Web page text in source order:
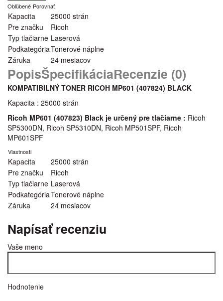
Obľúbené Porovnať
Kapacita
25000 strán
Pre značku
Ricoh
Typ tlačiarne Laserová
PodkategóriaTonerové náplne
Záruka
24 mesiacov
PopisŠpecifikáciaRecenzie (0)
KOMPATIBILNÝ TONER RICOH MP601 (407824) BLACK
Kapacita : 25000 strán
Ricoh MP601 (407823) Black je určený pre tlačiarne : Ricoh
SP5300DN, Ricoh SP5310DN, Ricoh MP501SPF, Ricoh
MP601SPF
Vlastnosti
Kapacita
25000 strán
Pre značku
Ricoh
Typ tlačiarne Laserová
PodkategóriaTonerové náplne
Záruka
24 mesiacov
Napísať recenziu
Vaše meno
Hodnotenie